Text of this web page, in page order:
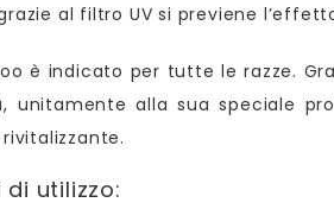
al filtro UV si previene
è indicato per tutte le razze.
unitamente alla sua speciale
rivitalizzante.
di utilizzo: